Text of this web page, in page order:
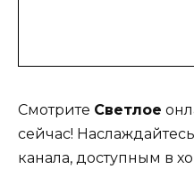
Смотрите Светлое
сейчас!
канала, доступным в